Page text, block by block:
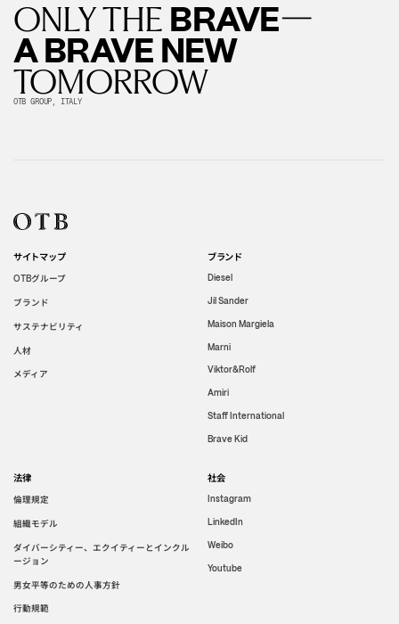
ONLY THE BRAVE—
A BRAVE NEW
TOMORROW
OTB GROUP, ITALY
サイトマップ
OTBグループ
ブランド
サステナビリティ
人材
メディア
ブランド
Diesel
Jil Sander
Maison Margiela
Marni
Viktor&Rolf
Amiri
Staff International
Brave Kid
法律
倫理規定
組織モデル
ダイバーシティー、エクイティーとインクル
ージョン
男女平等のための人事方針
行動規範
社会
Instagram
LinkedIn
Weibo
Youtube